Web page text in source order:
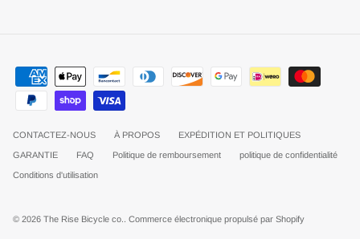
CONTACTEZ-NOUS À PROPOS EXPÉDITION ET POLITIQUES
GARANTIE FAQ Politique de remboursement politique de confidentialité
Conditions d'utilisation
© 2026 The Rise Bicycle co.. Commerce électronique propulsé par Shopify